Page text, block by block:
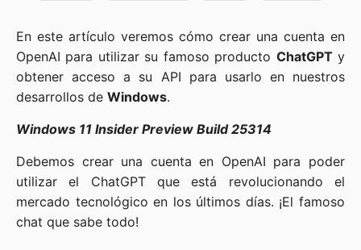
En este artículo veremos cómo crear una cuenta en
OpenAI para utilizar su famoso producto ChatGPTy
obtener acceso a su API para usarlo en nuestros
desarrollos de Windows.
Windows 11 Insider Preview Build 25314
Debemos crear una cuenta en OpenAI para poder
utilizar el ChatGPT que está revolucionando el
mercado tecnológico en los últimos días. ¡El famoso
chat que sabe todo!